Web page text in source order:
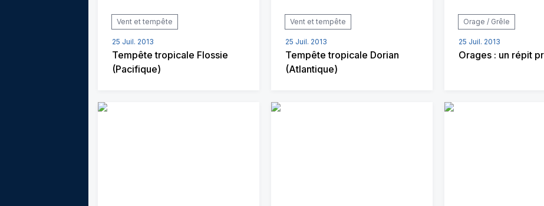
Vent et tempête
25 Juil. 2013
Tempête tropicale Flossie
(Pacifique)
Vent et tempête
25 Juil. 2013
Tempête tropicale Dorian
(Atlantique)
Orage / Grêle
25 Juil. 2013
Orages : un répit